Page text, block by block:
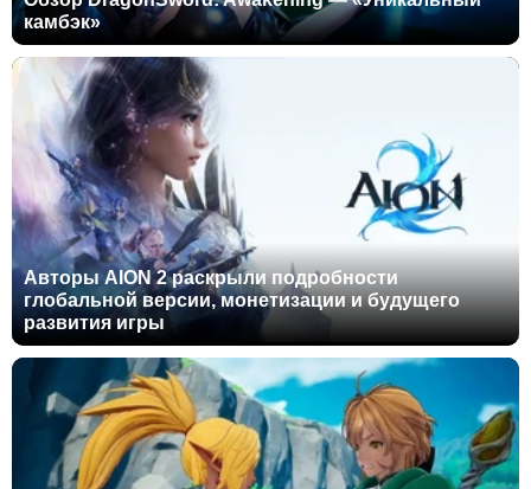
камбэк»
Авторы AION 2 раскрыли подробности
глобальной версии, монетизации и будущего
развития игры